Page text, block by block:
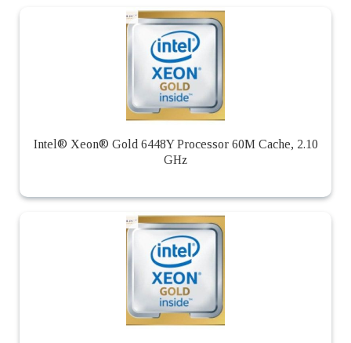
Intel® Xeon® Gold 6448Y Processor 60M Cache, 2.10
GHz